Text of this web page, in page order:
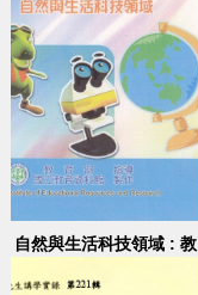
自然與生活科技領域 : 教